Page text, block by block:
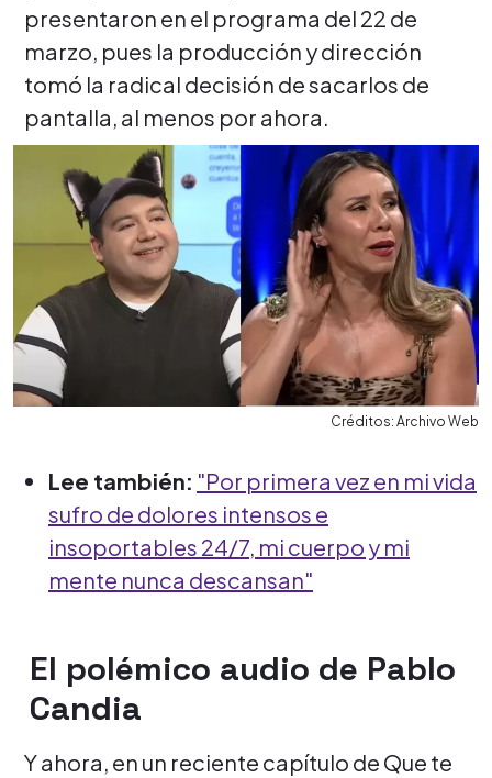
presentaron en el programa del 22 de
marzo, pues la producción y dirección
tomó la radical decisión de sacarlos de
pantalla, al menos por ahora.
Créditos: Archivo Web
Lee también: "Por primera vez en mi vida
sufro de dolores intensos e
insoportables 24/7, mi cuerpo y mi
mente nunca descansan"
El polémico audio de Pablo
Candia
Y ahora, en un reciente capítulo de Que te